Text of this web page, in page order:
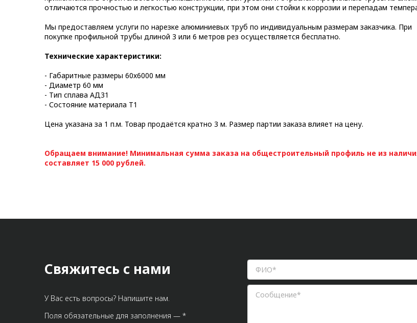
отличаются прочностью и легкостью конструкции, при этом они стойки к коррозии и перепадам
Мы предоставляем услуги по нарезке алюминиевых труб по индивидуальным размерам заказчика. При
покупке профильной трубы длиной 3 или 6 метров рез осуществляется бесплатно.
Технические характеристики:
- Габаритные размеры 60х6000 мм
- Диаметр 60 мм
- Тип сплава АД31
- Состояние материала Т1
Цена указана за 1 п.м. Товар продаётся кратно 3 м. Размер партии заказа влияет на цену.
Обращаем внимание! Минимальная сумма заказа на общестроительный профиль не из
составляет 15 000 рублей.
Свяжитесь с нами
У Вас есть вопросы? Напишите нам.
Поля обязательные для заполнения — *